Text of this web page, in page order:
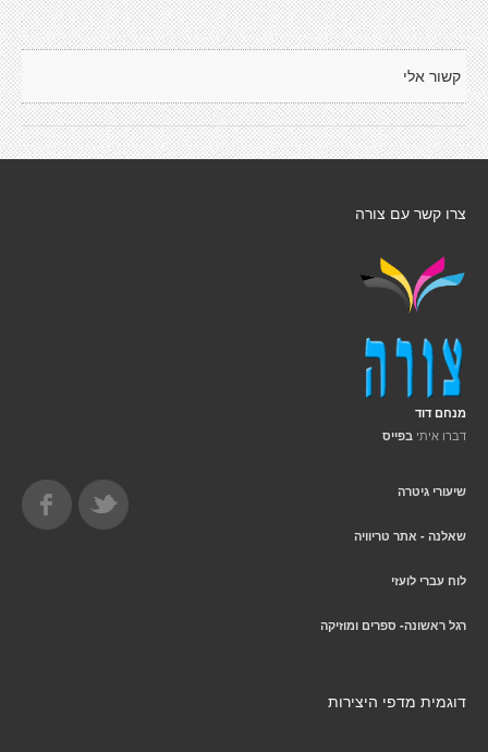
קשור אלי
צרו קשר עם צורה
מנחם דוד
דברו איתי בפייס
שיעורי גיטרה
שאלנה - אתר טריוויה
לוח עברי לועזי
רגל ראשונה- ספרים ומוזיקה
דוגמית מדפי היצירות